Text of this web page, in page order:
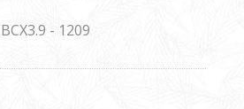
BCX3.9 - 1209